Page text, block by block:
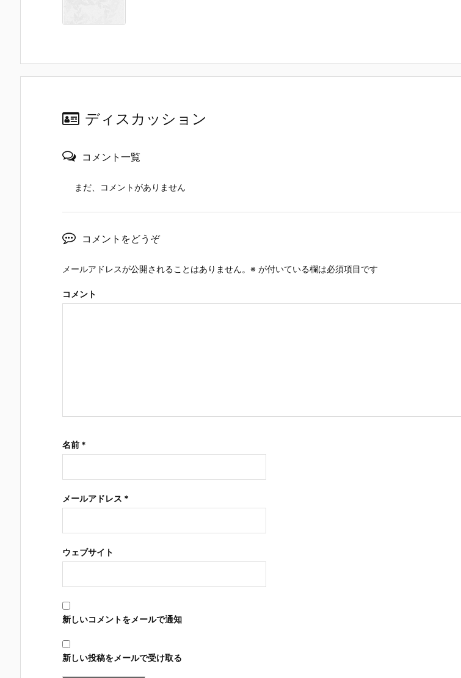
ディスカッション
コメント一覧
まだ、コメントがありません
コメントをどうぞ
メールアドレスが公開されることはありません。 ※ が付いている欄は必須項目です
コメント
名前 *
メールアドレス *
ウェブサイト
新しいコメントをメールで通知
新しい投稿をメールで受け取る